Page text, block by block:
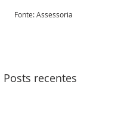
Fonte: Assessoria
Posts recentes